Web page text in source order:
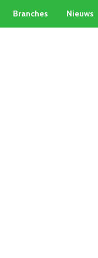
Branches Nieuws